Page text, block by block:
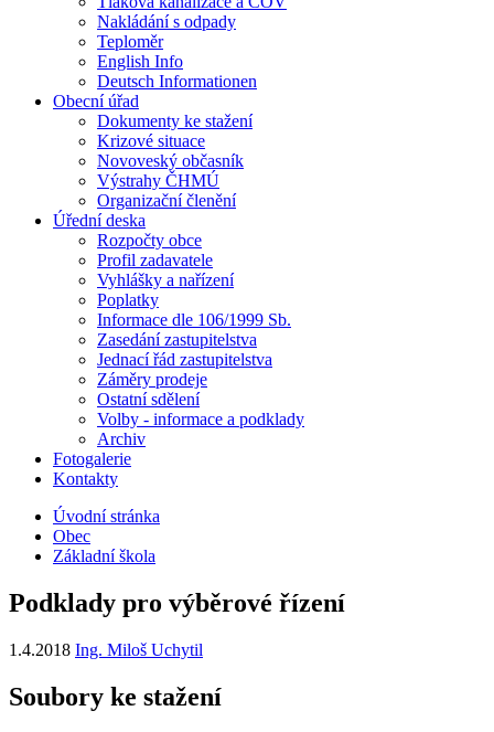
Nakládání s odpady
Teploměr
English Info
Deutsch Informationen
Obecní úřad
Dokumenty ke stažení
Krizové situace
Novoveský občasník
Výstrahy ČHMÚ
Organizační členění
Úřední deska
Rozpočty obce
Profil zadavatele
Vyhlášky a nařízení
Poplatky
Informace dle 106/1999 Sb.
Zasedání zastupitelstva
Jednací řád zastupitelstva
Záměry prodeje
Ostatní sdělení
Volby - informace a podklady
Archiv
Fotogalerie
Kontakty
Úvodní stránka
Obec
Základní škola
Podklady pro výběrové řízení
1.4.2018 Ing. Miloš Uchytil
Soubory ke stažení